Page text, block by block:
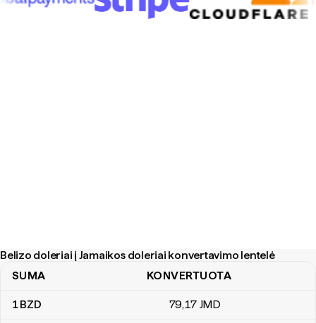
Belizo doleriai į Jamaikos doleriai konvertavimo lentelė
Belizo doleriai į Jamaikos doleriai konvertavimo lentelė
SUMA KONVERTUOTA
1BZD 79,17 JMD